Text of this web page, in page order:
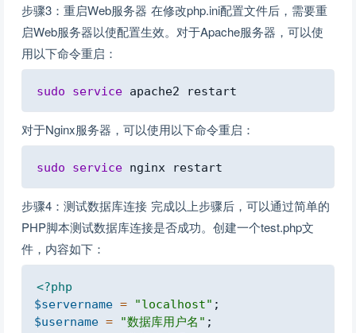
步骤3：重启Web服务器 在修改php.ini配置文件后，需要重
启Web服务器以使配置生效。对于Apache服务器，可以使
用以下命令重启：
sudo service
对于Nginx服务器，可以使用以下命令重启：
sudo service
步骤4：测试数据库连接 完成以上步骤后，可以通过简单的
PHP脚本测试数据库连接是否成功。创建一个test.php文
件，内容如下：
<?php
$servername = "localhost" ;
$username = "数据库用户名" ;